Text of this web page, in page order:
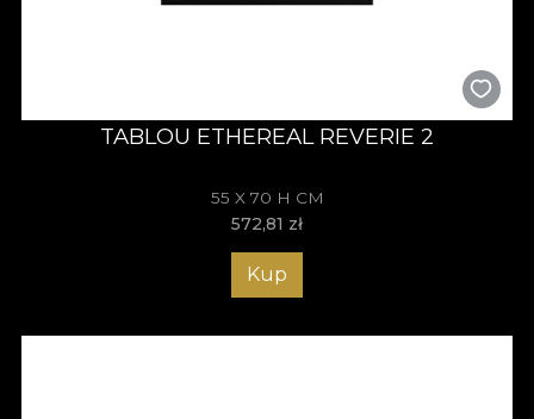
TABLOU ETHEREAL REVERIE 2
55 X 70 H CM
572,81 zł
Kup